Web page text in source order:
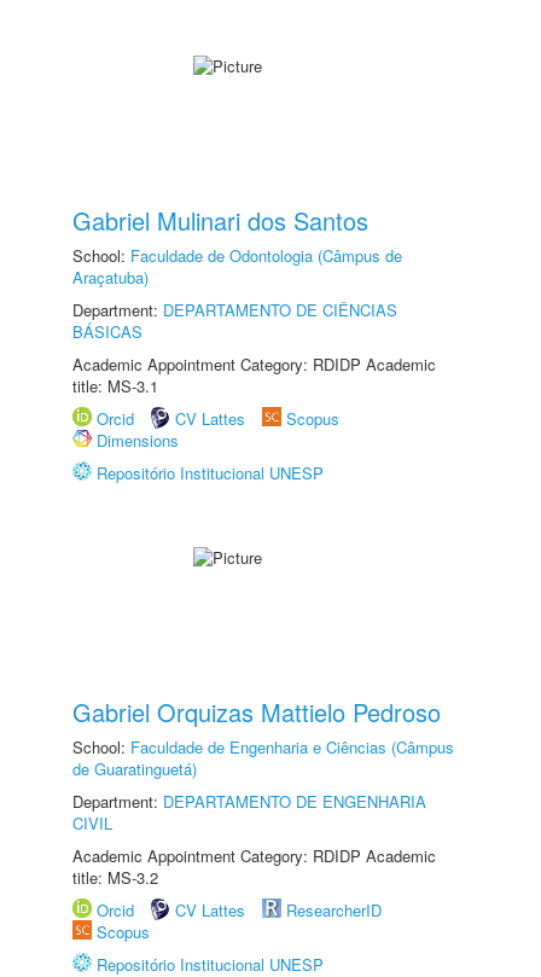
Gabriel Mulinari dos Santos
School: Faculdade de Odontologia (Câmpus de
Araçatuba)
Department: DEPARTAMENTO DE CIÊNCIAS
BÁSICAS
Academic Appointment Category: RDIDP Academic
title: MS-3.1
Orcid
CV Lattes
Scopus
Dimensions
Repositório Institucional UNESP
Gabriel Orquizas Mattielo Pedroso
School: Faculdade de Engenharia e Ciências (Câmpus
de Guaratinguetá)
Department: DEPARTAMENTO DE ENGENHARIA
CIVIL
Academic Appointment Category: RDIDP Academic
title: MS-3.2
Orcid
CV Lattes
ResearcherID
Scopus
Repositório Institucional UNESP